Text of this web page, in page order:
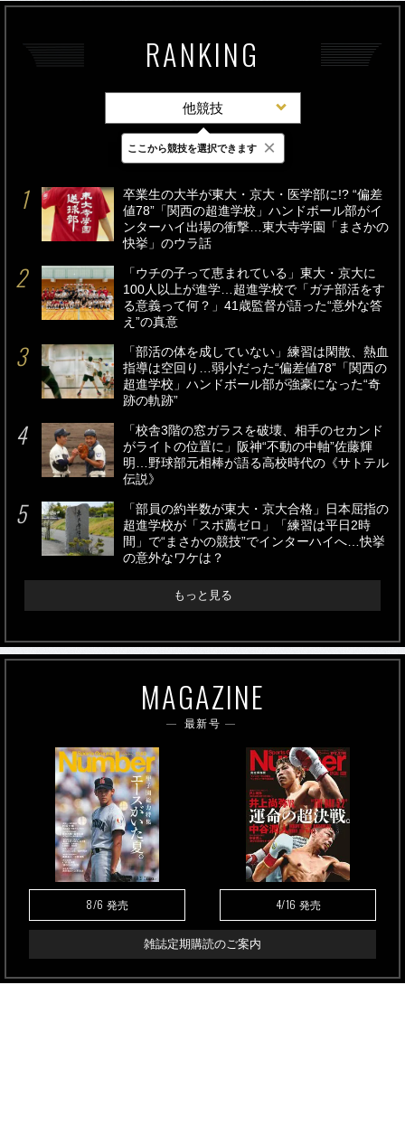
RANKING
他競技
最新 24時間 週間
卒業生の大半が東大・京大・医学部に!? “偏差
値78”「関西の超進学校」ハンドボール部がイ
ンターハイ出場の衝撃…東大寺学園「まさかの
快挙」のウラ話
「ウチの子って恵まれている」東大・京大に
100人以上が進学…超進学校で「ガチ部活をす
る意義って何？」41歳監督が語った“意外な答
え”の真意
「部活の体を成していない」練習は閑散、熱血
指導は空回り…弱小だった“偏差値78”「関西の
超進学校」ハンドボール部が強豪になった“奇
跡の軌跡”
「校舎3階の窓ガラスを破壊、相手のセカンド
がライトの位置に」阪神“不動の中軸”佐藤輝
明…野球部元相棒が語る高校時代の《サトテル
伝説》
「部員の約半数が東大・京大合格」日本屈指の
超進学校が「スポ薦ゼロ」「練習は平日2時
間」で“まさかの競技”でインターハイへ…快挙
の意外なワケは？
もっと見る
MAGAZINE
最新号
8/6 発売 4/16 発売
雑誌定期購読のご案内
ここから競技を選択できます ×